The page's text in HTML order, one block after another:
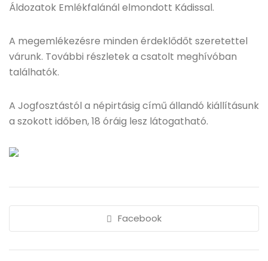
Áldozatok Emlékfalánál elmondott Kádissal.
A megemlékezésre minden érdeklődőt szeretettel
várunk. További részletek a csatolt meghívóban
találhatók.
A Jogfosztástól a népirtásig című állandó kiállításunk
a szokott időben, 18 óráig lesz látogatható.
Facebook